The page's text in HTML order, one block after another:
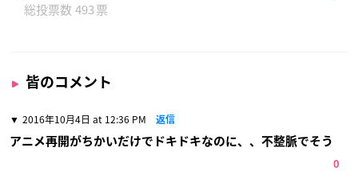
493
皆のコメント
2016年10月4日 at 12:36 PM 返信
アニメ再開がちかいだけでドキドキなのに、、不整脈でそう
0